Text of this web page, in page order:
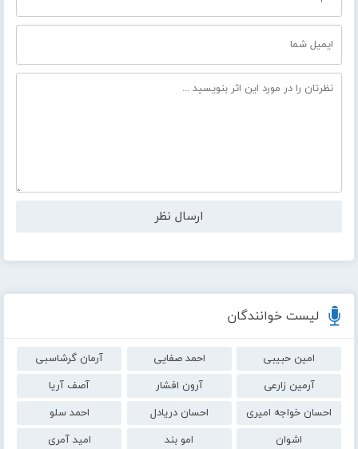
لیست خوانندگان
امین حبیبی احمد صفایی
آرمان گرشاسبی
آرمین زارعی
آرون افشار
آصف آریا
احسان خواجه امیری
احسان دریادل
احمد سلو
اشوان
امو بند
امید آمری